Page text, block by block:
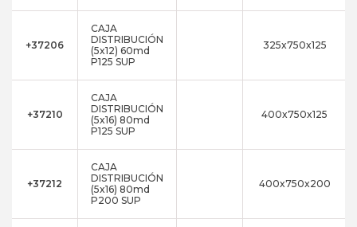
+37206
CAJA
DISTRIBUCIÓN
(5x12) 60md
P125 SUP
325x750x125
+37210
CAJA
DISTRIBUCIÓN
(5x16) 80md
P125 SUP
400x750x125
+37212
CAJA
DISTRIBUCIÓN
(5x16) 80md
P200 SUP
400x750x200